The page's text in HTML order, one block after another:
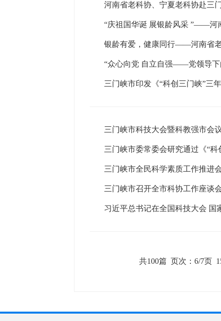
河南省老科协、宁夏老科协赴三
“庆祖国华诞 展银龄风采 ”——河
银龄有爱，健康同行——河南省
“众心向党 自立自强——党领导下
三门峡市印发《“科创三门峡”三
三门峡市科技大会暨科教强市会
三门峡市委常委会研究通过《“科
三门峡市全民科学素质工作推进
三门峡市召开全市科协工作座谈
习近平总书记在全国科技大会 国
共100篇 页次：6/7页